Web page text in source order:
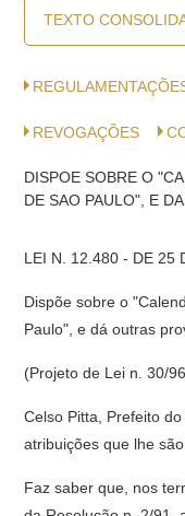
TEXTO
REVOGAÇÕES
DISPOE SOBRE O
DE SAO PAULO", E
LEI N. 12.480 - DE 25
Dispõe sobre o
Paulo", e dá outras
(Projeto de Lei n. 30/
Celso Pitta, Prefeito
atribuições que lhe
Faz saber que, nos